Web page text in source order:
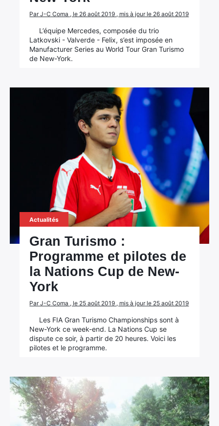
Par J-C Coma , le 26 août 2019 , mis à jour le 26 août 2019
L’équipe Mercedes, composée du trio
Latkovski - Valverde - Felix, s’est imposée en
Manufacturer Series au World Tour Gran Turismo
de New-York.
Actualités
Gran Turismo :
Programme et pilotes de
la Nations Cup de New-
York
Par J-C Coma , le 25 août 2019 , mis à jour le 25 août 2019
Les FIA Gran Turismo Championships sont à
New-York ce week-end. La Nations Cup se
dispute ce soir, à partir de 20 heures. Voici les
pilotes et le programme.